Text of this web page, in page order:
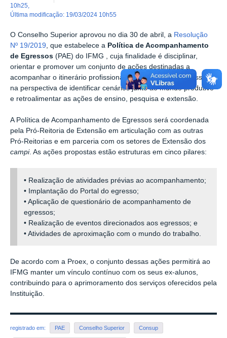
10h25
última modificação: 19/03/2024 10h55
O Conselho Superior aprovou no dia 30 de abril, a Resolução
Nº 19/2019, que estabelece a Política de Acompanhamento
de Egressos (PAE) do IFMG , cuja finalidade é disciplinar,
orientar e promover um conjunto de ações destinadas a
acompanhar o itinerário profissional e acadêmico do egresso,
na perspectiva de identificar cenários junto ao mundo produtivo
e retroalimentar as ações de ensino, pesquisa e extensão.
A Política de Acompanhamento de Egressos será coordenada
pela Pró-Reitoria de Extensão em articulação com as outras
Pró-Reitorias e em parceria com os setores de Extensão dos
campi. As ações propostas estão estruturas em cinco pilares:
• Realização de atividades prévias ao acompanhamento;
• Implantação do Portal do egresso;
• Aplicação de questionário de acompanhamento de
egressos;
• Realização de eventos direcionados aos egressos; e
• Atividades de aproximação com o mundo do trabalho.
De acordo com a Proex, o conjunto dessas ações permitirá ao
IFMG manter um vínculo contínuo com os seus ex-alunos,
contribuindo para o aprimoramento dos serviços oferecidos pela
Instituição.
registrado em: PAE Conselho Superior Consup